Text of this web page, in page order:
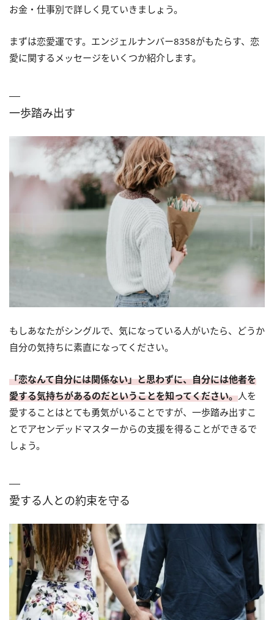
お金・仕事別で詳しく見ていきましょう。
まずは恋愛運です。エンジェルナンバー8358がもたらす、恋
愛に関するメッセージをいくつか紹介します。
一歩踏み出す
もしあなたがシングルで、気になっている人がいたら、どうか
自分の気持ちに素直になってください。
「恋なんて自分には関係ない」と思わずに、自分には他者を
愛する気持ちがあるのだということを知ってください。人を
愛することはとても勇気がいることですが、一歩踏み出すこ
とでアセンデッドマスターからの支援を得ることができるで
しょう。
愛する人との約束を守る